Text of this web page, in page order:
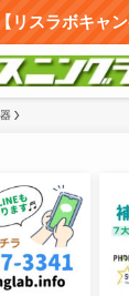
リスラボキャ